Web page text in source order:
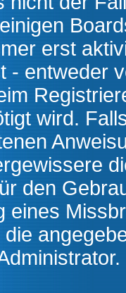
erst
- entweder
wird.
den
eines